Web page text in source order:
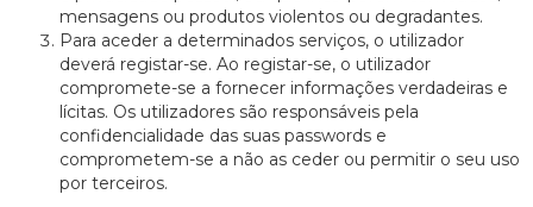
mensagens ou produtos violentos ou degradantes.
Para aceder a determinados serviços, o utilizador
deverá registar-se. Ao registar-se, o utilizador
compromete-se a fornecer informações verdadeiras e
lícitas. Os utilizadores são responsáveis pela
confidencialidade das suas passwords e
comprometem-se a não as ceder ou permitir o seu uso
por terceiros.